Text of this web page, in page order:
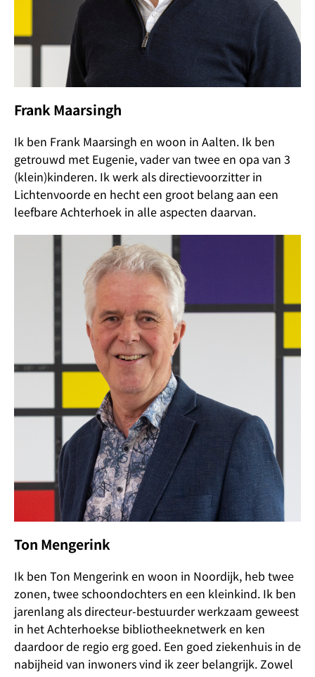
Frank Maarsingh
Ik ben Frank Maarsingh en woon in Aalten. Ik ben
getrouwd met Eugenie, vader van twee en opa van 3
(klein)kinderen. Ik werk als directievoorzitter in
Lichtenvoorde en hecht een groot belang aan een
leefbare Achterhoek in alle aspecten daarvan.
Ton Mengerink
Ik ben Ton Mengerink en woon in Noordijk, heb twee
zonen, twee schoondochters en een kleinkind. Ik ben
jarenlang als directeur-bestuurder werkzaam geweest
in het Achterhoekse bibliotheeknetwerk en ken
daardoor de regio erg goed. Een goed ziekenhuis in de
nabijheid van inwoners vind ik zeer belangrijk. Zowel